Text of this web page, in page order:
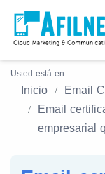
Usted está en:
Inicio
Email
Email
empresarial